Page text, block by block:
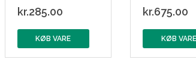
kr.285.00
KØB VARE
kr.675.00
KØB VARE